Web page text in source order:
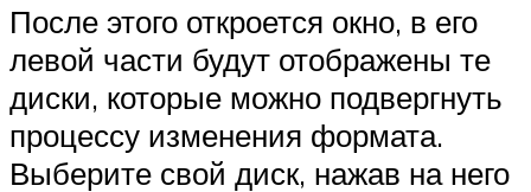
После этого откроется окно, в его
левой части будут отображены те
диски, которые можно подвергнуть
процессу изменения формата.
Выберите свой диск, нажав на него